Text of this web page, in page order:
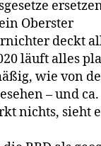
Oberster
deckt
läuft alles
wie von
– und
nichts, sieht